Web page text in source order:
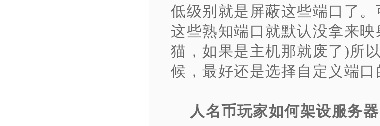
低级别就是屏蔽这些端口了。
这些熟知端口就默认没拿来
猫，如果是主机那就废了)所
候，最好还是选择自定义端口
人名币玩家如何架设服务器